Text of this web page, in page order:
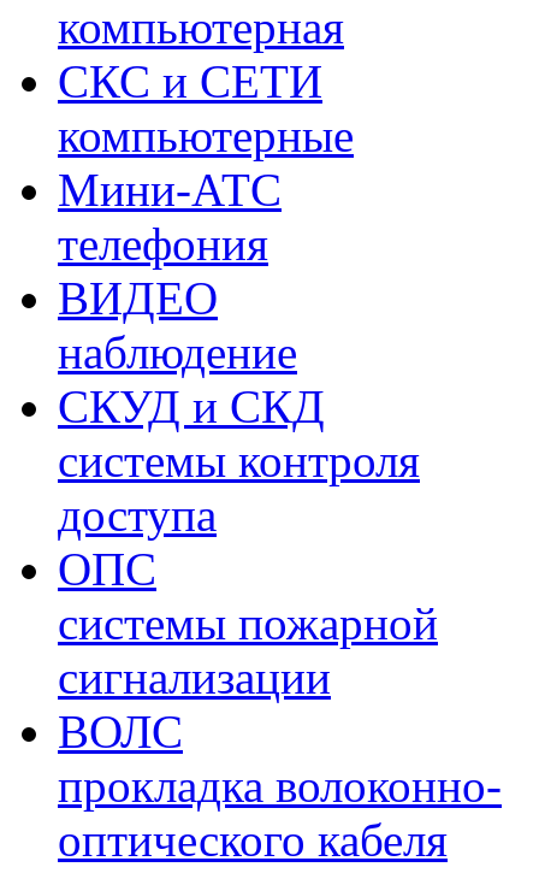
компьютерная
СКС и СЕТИ
компьютерные
Мини-АТС
телефония
ВИДЕО
наблюдение
СКУД и СКД
системы контроля
доступа
ОПС
системы пожарной
сигнализации
ВОЛС
прокладка волоконно-
оптического кабеля